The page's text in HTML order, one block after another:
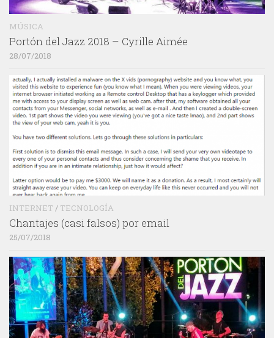
MÚSICA
Portón del Jazz 2018 – Cyrille Aimée
28/07/2018
INTERNET / TECNOLOGÍA
Chantajes (casi falsos) por email
25/07/2018